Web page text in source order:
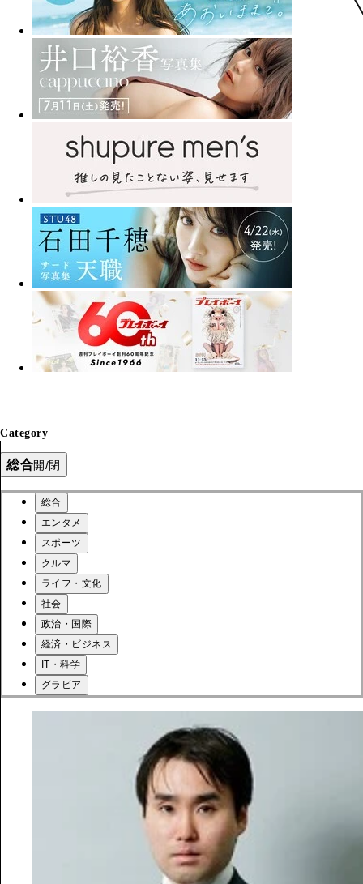
Category
総合開/閉
総合
エンタメ
スポーツ
クルマ
ライフ・文化
社会
政治・国際
経済・ビジネス
IT・科学
グラビア